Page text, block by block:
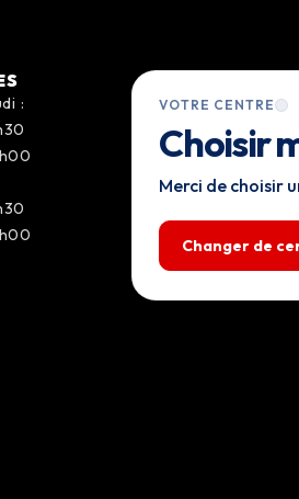
:
VOTRE CENTRE
Choisir
Merci de choisir
Changer de